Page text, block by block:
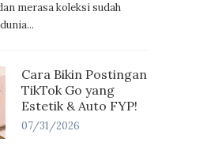
merasa koleksi sudah
Cara Bikin Postingan
TikTok Go yang
Estetik & Auto FYP!
07/31/2026